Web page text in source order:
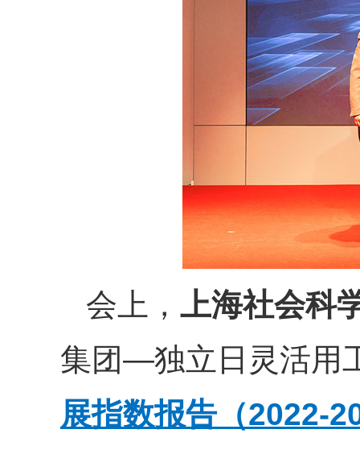
会上， 上海社会科
集团—独立日灵活用
展指数报告（2022-